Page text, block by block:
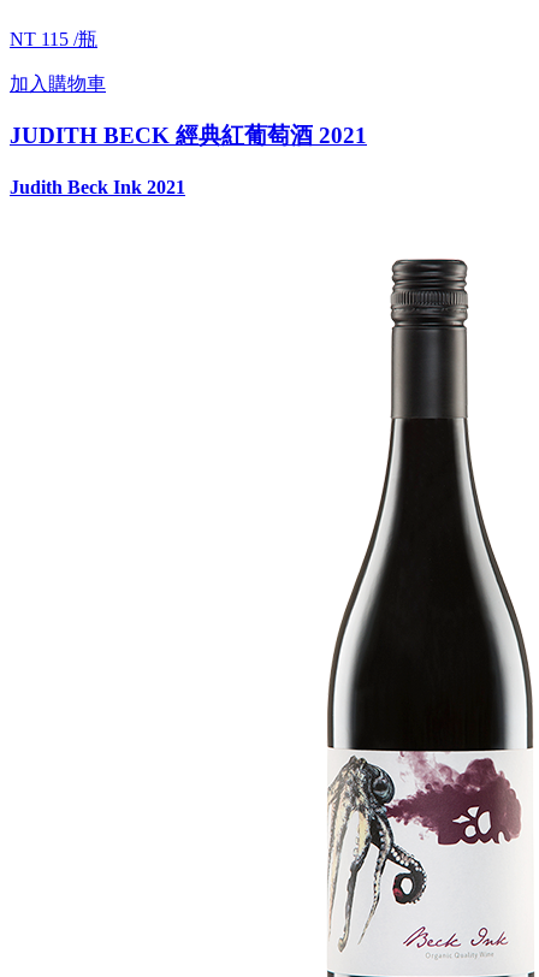
NT 115 /瓶
加入購物車
JUDITH BECK 經典紅葡萄酒 2021
Judith Beck Ink 2021